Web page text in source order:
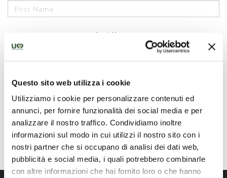
Questo sito web utilizza i cookie
Utilizziamo i cookie per personalizzare contenuti ed
annunci, per fornire funzionalità dei social media e per
analizzare il nostro traffico. Condividiamo inoltre
informazioni sul modo in cui utilizzi il nostro sito con i
nostri partner che si occupano di analisi dei dati web,
pubblicità e social media, i quali potrebbero combinarle
con altre informazioni che hai fornito loro o che hanno